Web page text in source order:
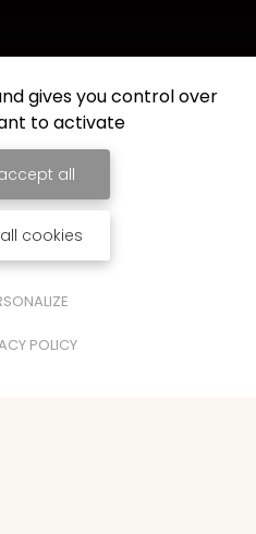
gives you control over
to activate
all
cookies
POLICY